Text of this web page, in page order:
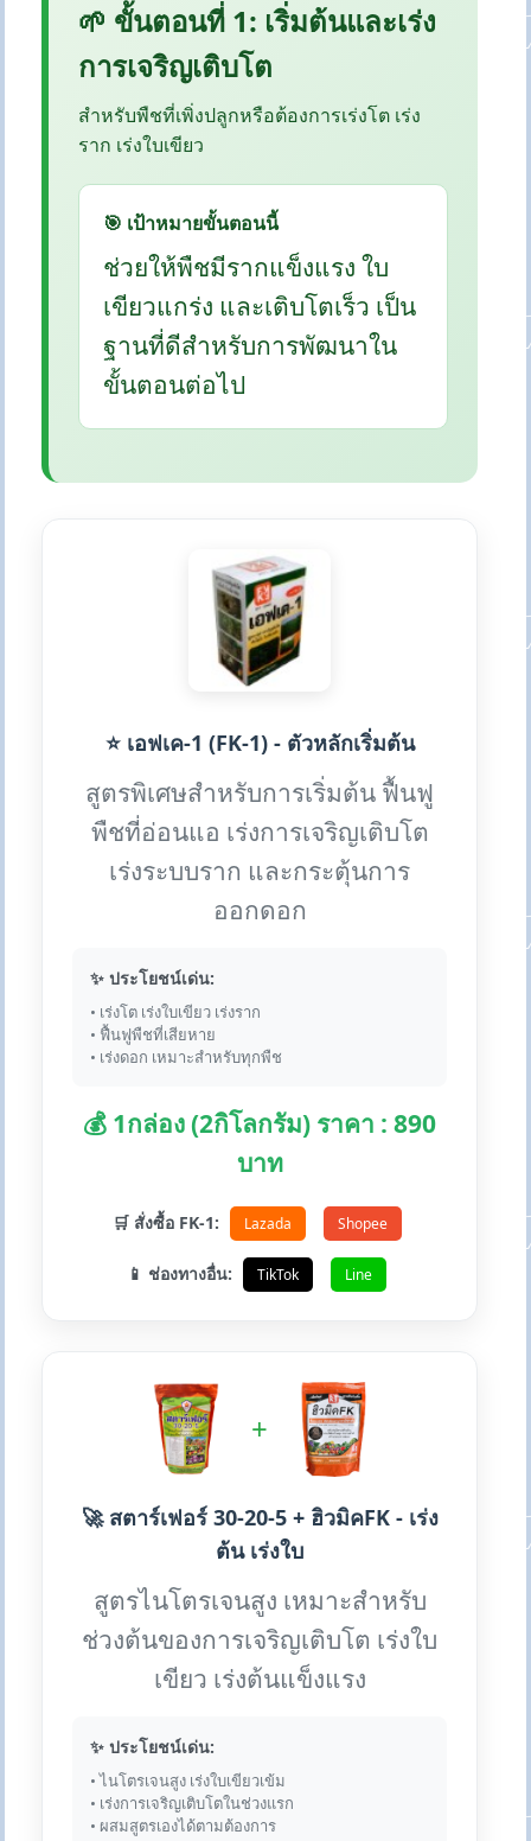
🌱 ขั้นตอนที่ 1: เริ่มต้นและเร่ง
การเจริญเติบโต
สำหรับพืชที่เพิ่งปลูกหรือต้องการเร่งโต เร่ง
ราก เร่งใบเขียว
🎯 เป้าหมายขั้นตอนนี้
ช่วยให้พืชมีรากแข็งแรง ใบ
เขียวแกร่ง และเติบโตเร็ว เป็น
ฐานที่ดีสำหรับการพัฒนาใน
ขั้นตอนต่อไป
⭐ เอฟเค-1 (FK-1) - ตัวหลักเริ่มต้น
สูตรพิเศษสำหรับการเริ่มต้น ฟื้นฟู
พืชที่อ่อนแอ เร่งการเจริญเติบโต
เร่งระบบราก และกระตุ้นการ
ออกดอก
✨ ประโยชน์เด่น:
• เร่งโต เร่งใบเขียว เร่งราก
• ฟื้นฟูพืชที่เสียหาย
• เร่งดอก เหมาะสำหรับทุกพืช
💰 1กล่อง (2กิโลกรัม) ราคา : 890
บาท
🛒 สั่งซื้อ FK-1: Lazada Shopee
📱 ช่องทางอื่น: TikTok Line
+
🚀 สตาร์เฟอร์ 30-20-5 + ฮิวมิคFK - เร่ง
ต้น เร่งใบ
สูตรไนโตรเจนสูง เหมาะสำหรับ
ช่วงต้นของการเจริญเติบโต เร่งใบ
เขียว เร่งต้นแข็งแรง
✨ ประโยชน์เด่น:
• ไนโตรเจนสูง เร่งใบเขียวเข้ม
• เร่งการเจริญเติบโตในช่วงแรก
• ผสมสูตรเองได้ตามต้องการ